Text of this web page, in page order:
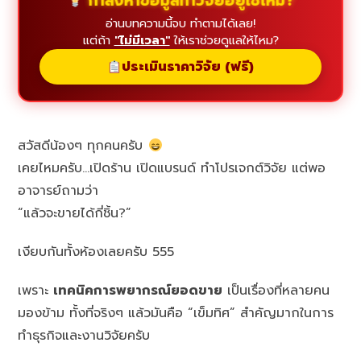
อ่านบทความนี้จบ ทำตามได้เลย!
แต่ถ้า "ไม่มีเวลา"ให้เราช่วยดูแลให้ไหม?
ประเมินราคาวิจัย (ฟรี)
สวัสดีน้องๆ ทุกคนครับ
เคยไหมครับ…เปิดร้าน เปิดแบรนด์ ทำโปรเจกต์วิจัย แต่พอ
อาจารย์ถามว่า
“แล้วจะขายได้กี่ชิ้น?”
เงียบกันทั้งห้องเลยครับ 555
เพราะ เทคนิคการพยากรณ์ยอดขาย เป็นเรื่องที่หลายคน
มองข้าม ทั้งที่จริงๆ แล้วมันคือ “เข็มทิศ” สำคัญมากในการ
ทำธุรกิจและงานวิจัยครับ